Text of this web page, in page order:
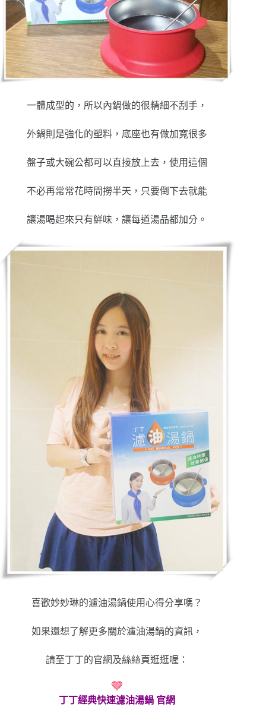
一體成型的，所以內鍋做的很精細不刮手，
外鍋則是強化的塑料，底座也有做加寬很多
盤子或大碗公都可以直接放上去，使用這個
不必再常常花時間撈半天，只要倒下去就能
讓湯喝起來只有鮮味，讓每道湯品都加分。
喜歡妙妙琳的濾油湯鍋使用心得分享嗎？
如果還想了解更多關於瀘油湯鍋的資訊，
請至丁丁的官網及絲絲頁逛逛喔：
丁丁經典快速濾油湯鍋 官網